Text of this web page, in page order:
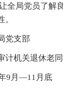
全局党员了解
党支部
计机关退休老
9月—11月底